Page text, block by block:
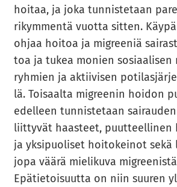
hoi­taa, ja joka tun­nis­te­taan
ri­kym­men­tä vuot­ta sit­ten.
ohjaa hoi­toa ja migree­niä
toa ja tukea mo­nien
ryh­mien ja ak­tii­vi­sen
lä. Toi­saal­ta migree­nin hoi­don
edel­leen tun­nis­te­taan
liit­ty­vät haas­teet, puut­teel­li­nen
ja yk­si­puo­li­set hoi­to­kei­not sekä
jopa väärä mie­li­ku­va
Epä­tie­toi­suut­ta on niin suu­ren